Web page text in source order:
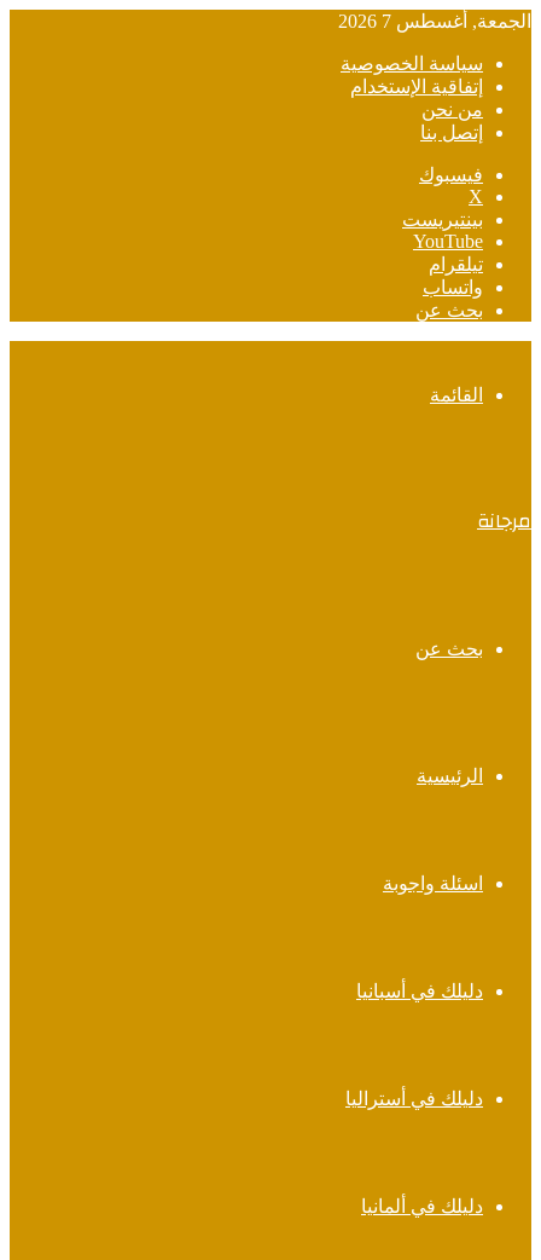
الجمعة, أغسطس 7 2026
سياسة الخصوصية
إتفاقية الإستخدام
من نحن
إتصل بنا
فيسبوك
‫X
بينتيريست
‫YouTube
تيلقرام
واتساب
بحث عن
القائمة
مرجانة
بحث عن
الرئيسية
اسئلة واجوبة
دليلك في أسبانيا
دليلك في أستراليا
دليلك في ألمانيا